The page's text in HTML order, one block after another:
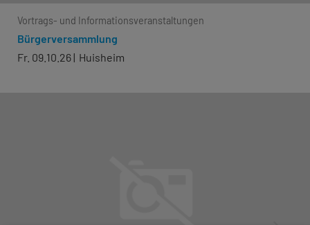
Vortrags- und Informationsveranstaltungen
Bürgerversammlung
Fr. 09.10.26
Huisheim